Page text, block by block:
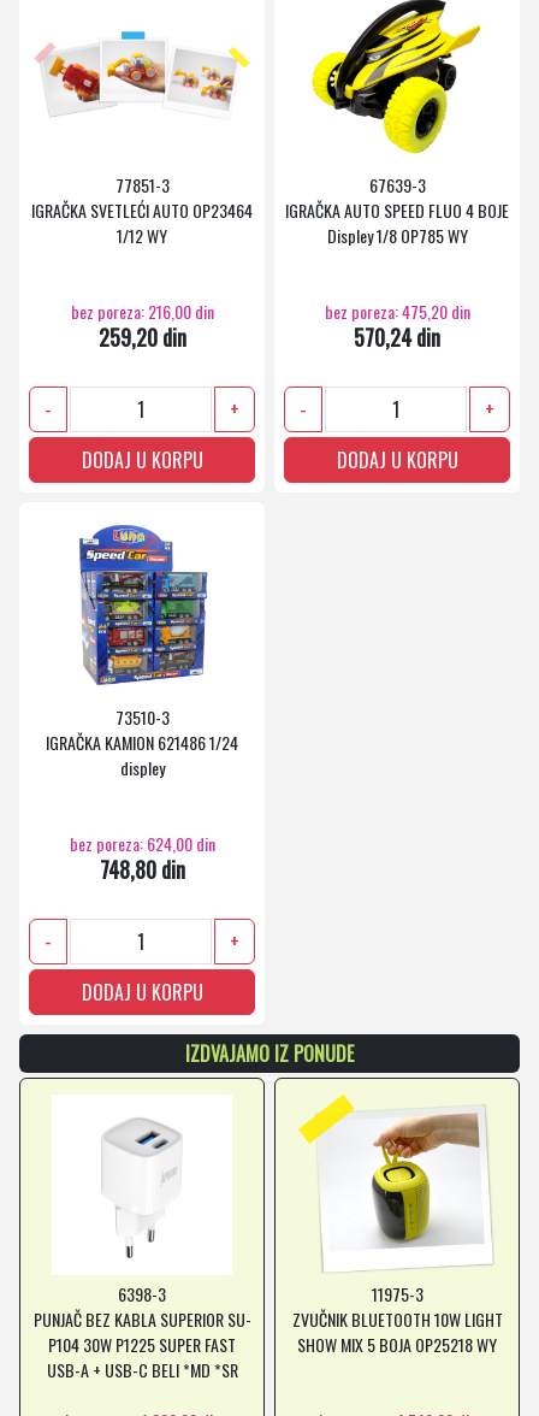
77851-3
IGRAČKA SVETLEĆI AUTO OP23464
1/12 WY
bez poreza: 216,00 din
259,20 din
-
+
DODAJ U KORPU
67639-3
IGRAČKA AUTO SPEED FLUO 4 BOJE
Displey 1/8 OP785 WY
bez poreza: 475,20 din
570,24 din
-
+
DODAJ U KORPU
73510-3
IGRAČKA KAMION 621486 1/24
displey
bez poreza: 624,00 din
748,80 din
-
+
DODAJ U KORPU
IZDVAJAMO IZ PONUDE
6398-3
PUNJAČ BEZ KABLA SUPERIOR SU-
P104 30W P1225 SUPER FAST
USB-A + USB-C BELI *MD *SR
11975-3
ZVUČNIK BLUETOOTH 10W LIGHT
SHOW MIX 5 BOJA OP25218 WY